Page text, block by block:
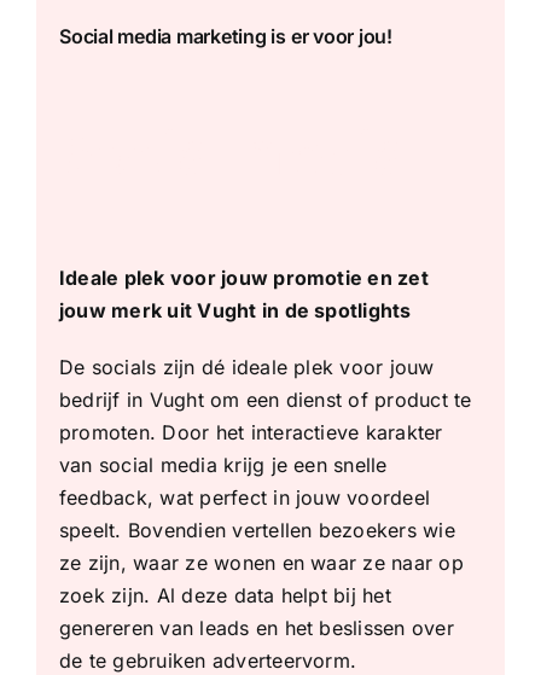
Social media marketing is er voor jou!
Ideale plek voor jouw promotie en zet
jouw merk uit Vught in de spotlights
De socials zijn dé ideale plek voor jouw
bedrijf in Vught om een dienst of product te
promoten. Door het interactieve karakter
van social media krijg je een snelle
feedback, wat perfect in jouw voordeel
speelt. Bovendien vertellen bezoekers wie
ze zijn, waar ze wonen en waar ze naar op
zoek zijn. Al deze data helpt bij het
genereren van leads en het beslissen over
de te gebruiken adverteervorm.